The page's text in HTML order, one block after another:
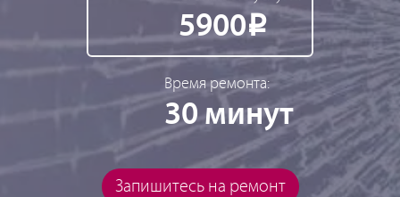
5900Р
Время ремонта:
30 минут
Запишитесь на ремонт